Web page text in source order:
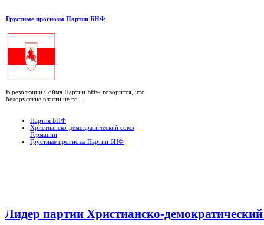
Грустные прогнозы Партии БНФ
В резолюции Сойма Партии БНФ говорится, что
белорусские власти не го...
Партия БНФ
Христианско-демократический союз
Германии
Грустные прогнозы Партии БНФ
Лидер партии Христианско-